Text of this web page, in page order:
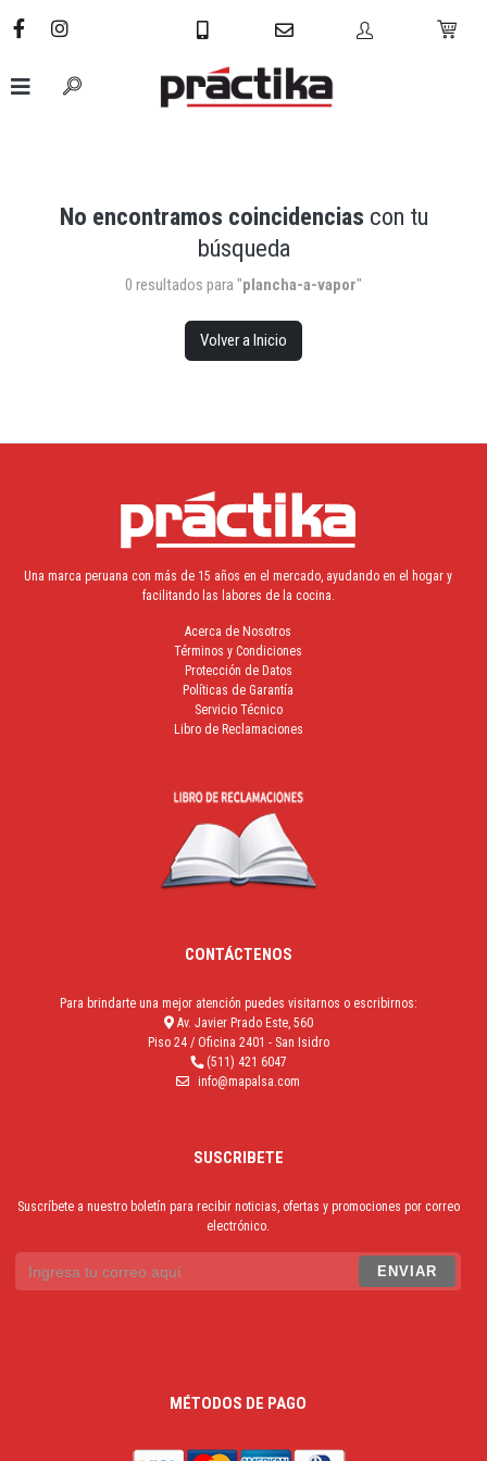
No encontramos coincidencias con tu
búsqueda
0 resultados para "plancha-a-vapor"
Volver a Inicio
Una marca peruana con más de 15 años en el mercado, ayudando en el hogar y
facilitando las labores de la cocina.
Acerca de Nosotros
Términos y Condiciones
Protección de Datos
Políticas de Garantía
Servicio Técnico
Libro de Reclamaciones
CONTÁCTENOS
Para brindarte una mejor atención puedes visitarnos o escribirnos:
Av. Javier Prado Este, 560
Piso 24 / Oficina 2401 - San Isidro
(511) 421 6047
info@mapalsa.com
SUSCRIBETE
Suscríbete a nuestro boletín para recibir noticias, ofertas y promociones por correo
electrónico.
MÉTODOS DE PAGO